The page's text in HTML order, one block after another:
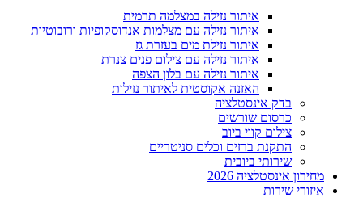
איתור נזילה במצלמה תרמית
איתור נזילה עם מצלמות אנדוסקופיות ורובוטיות
איתור נזילת מים בעזרת גז
איתור נזילה עם צילום פנים צנרת
איתור נזילה עם בלון הצפה
האזנה אקוסטית לאיתור נזילות
בדק אינסטלציה
כרסום שורשים
צילום קווי ביוב
התקנת ברזים וכלים סניטריים
שירותי ביובית
מחירון אינסטלציה 2026
איזורי שירות